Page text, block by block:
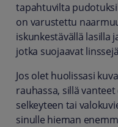
tapahtuvilta
on varustettu
iskunkestävällä lasilla
jotka suojaavat
Jos olet huolissasi
rauhassa, sillä
selkeyteen tai
sinulle hieman